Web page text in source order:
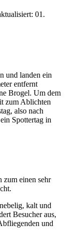
01.
und landen ein
entfernt
Brogel. Um dem
zum Ablichten
also nach
Spottertag in
zum einen sehr
kalt und
Besucher aus,
und